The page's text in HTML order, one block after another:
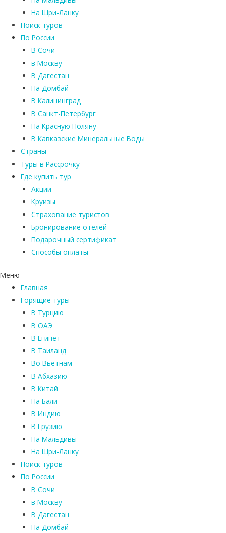
На Шри-Ланку
Поиск туров
По России
В Сочи
в Москву
В Дагестан
На Домбай
В Калининград
В Санкт-Петербург
На Красную Поляну
В Кавказские Минеральные Воды
Страны
Туры в Рассрочку
Где купить тур
Акции
Круизы
Страхование туристов
Бронирование отелей
Подарочный сертификат
Способы оплаты
Меню
Главная
Горящие туры
В Турцию
В ОАЭ
В Египет
В Таиланд
Во Вьетнам
В Абхазию
В Китай
На Бали
В Индию
В Грузию
На Мальдивы
На Шри-Ланку
Поиск туров
По России
В Сочи
в Москву
В Дагестан
На Домбай